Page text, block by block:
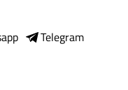
Telegram